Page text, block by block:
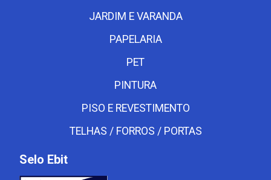
JARDIM E VARANDA
PAPELARIA
PET
PINTURA
PISO E REVESTIMENTO
TELHAS / FORROS / PORTAS
Selo Ebit